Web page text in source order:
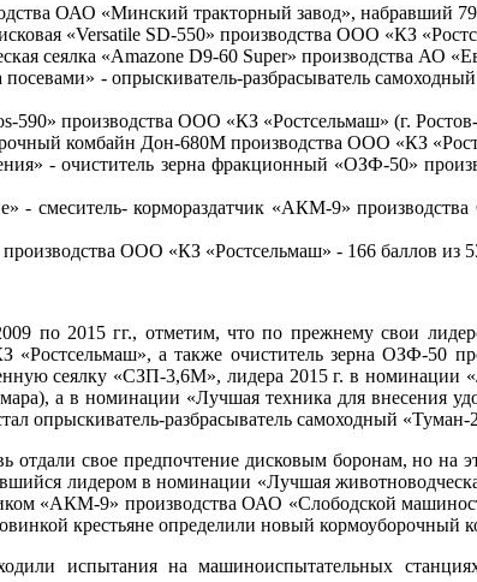
ОАО «Минский тракторный завод», набравший
«Versatile SD-550» производства ООО «КЗ
сеялка «Amazone D9-60 Super» производства АО
- опрыскиватель-разбрасыватель
производства ООО «КЗ «Ростсельмаш» (г.
комбайн Дон-680М производства ООО «КЗ
- очиститель зерна фракционный «ОЗФ-50»
- смеситель- кормораздатчик «АКМ-9»
ООО «КЗ «Ростсельмаш» - 166 баллов из
по 2015 гг., отметим, что по прежнему свои
а также очиститель зерна ОЗФ-50
сеялку «СЗП-3,6М», лидера 2015 г. в номинации
а в номинации «Лучшая техника для внесения
опрыскиватель-разбрасыватель самоходный
свое предпочтение дисковым боронам, но на
лидером в номинации «Лучшая
«АКМ-9» производства ОАО «Слободской
крестьяне определили новый кормоуборочный
испытания на машиноиспытательных